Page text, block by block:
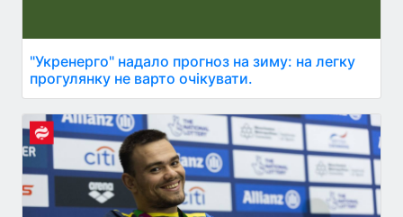
"Укренерго" надало прогноз на зиму: на легку
прогулянку не варто очікувати.